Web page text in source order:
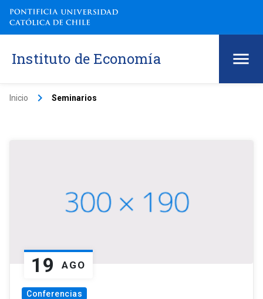
Instituto de Economía
Inicio keyboard_arrow_right Seminarios
19 AGO
Conferencias